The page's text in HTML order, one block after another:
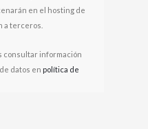
en el hosting de
a terceros.
consultar información
datos en política de